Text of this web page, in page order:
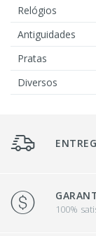
Relógios
Antiguidades
Pratas
Diversos
100%